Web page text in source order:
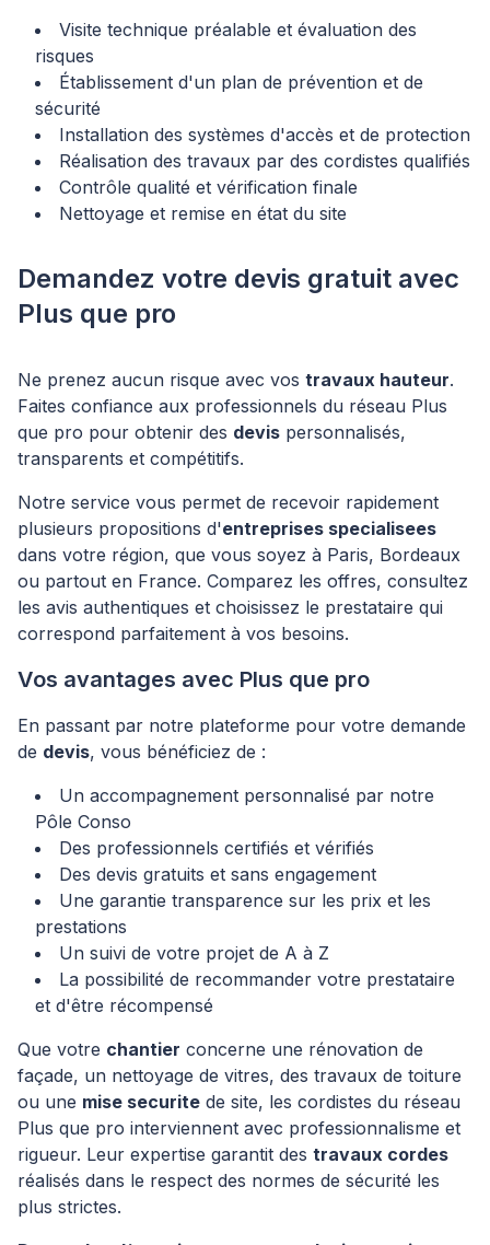
Visite technique préalable et évaluation des
risques
Établissement d'un plan de prévention et de
sécurité
Installation des systèmes d'accès et de protection
Réalisation des travaux par des cordistes qualifiés
Contrôle qualité et vérification finale
Nettoyage et remise en état du site
Demandez votre devis gratuit avec
Plus que pro
Ne prenez aucun risque avec vos travaux hauteur.
Faites confiance aux professionnels du réseau Plus
que pro pour obtenir des devis personnalisés,
transparents et compétitifs.
Notre service vous permet de recevoir rapidement
plusieurs propositions d'entreprises specialisees
dans votre région, que vous soyez à Paris, Bordeaux
ou partout en France. Comparez les offres, consultez
les avis authentiques et choisissez le prestataire qui
correspond parfaitement à vos besoins.
Vos avantages avec Plus que pro
En passant par notre plateforme pour votre demande
de devis, vous bénéficiez de :
Un accompagnement personnalisé par notre
Pôle Conso
Des professionnels certifiés et vérifiés
Des devis gratuits et sans engagement
Une garantie transparence sur les prix et les
prestations
Un suivi de votre projet de A à Z
La possibilité de recommander votre prestataire
et d'être récompensé
Que votre chantier concerne une rénovation de
façade, un nettoyage de vitres, des travaux de toiture
ou une mise securite de site, les cordistes du réseau
Plus que pro interviennent avec professionnalisme et
rigueur. Leur expertise garantit des travaux cordes
réalisés dans le respect des normes de sécurité les
plus strictes.